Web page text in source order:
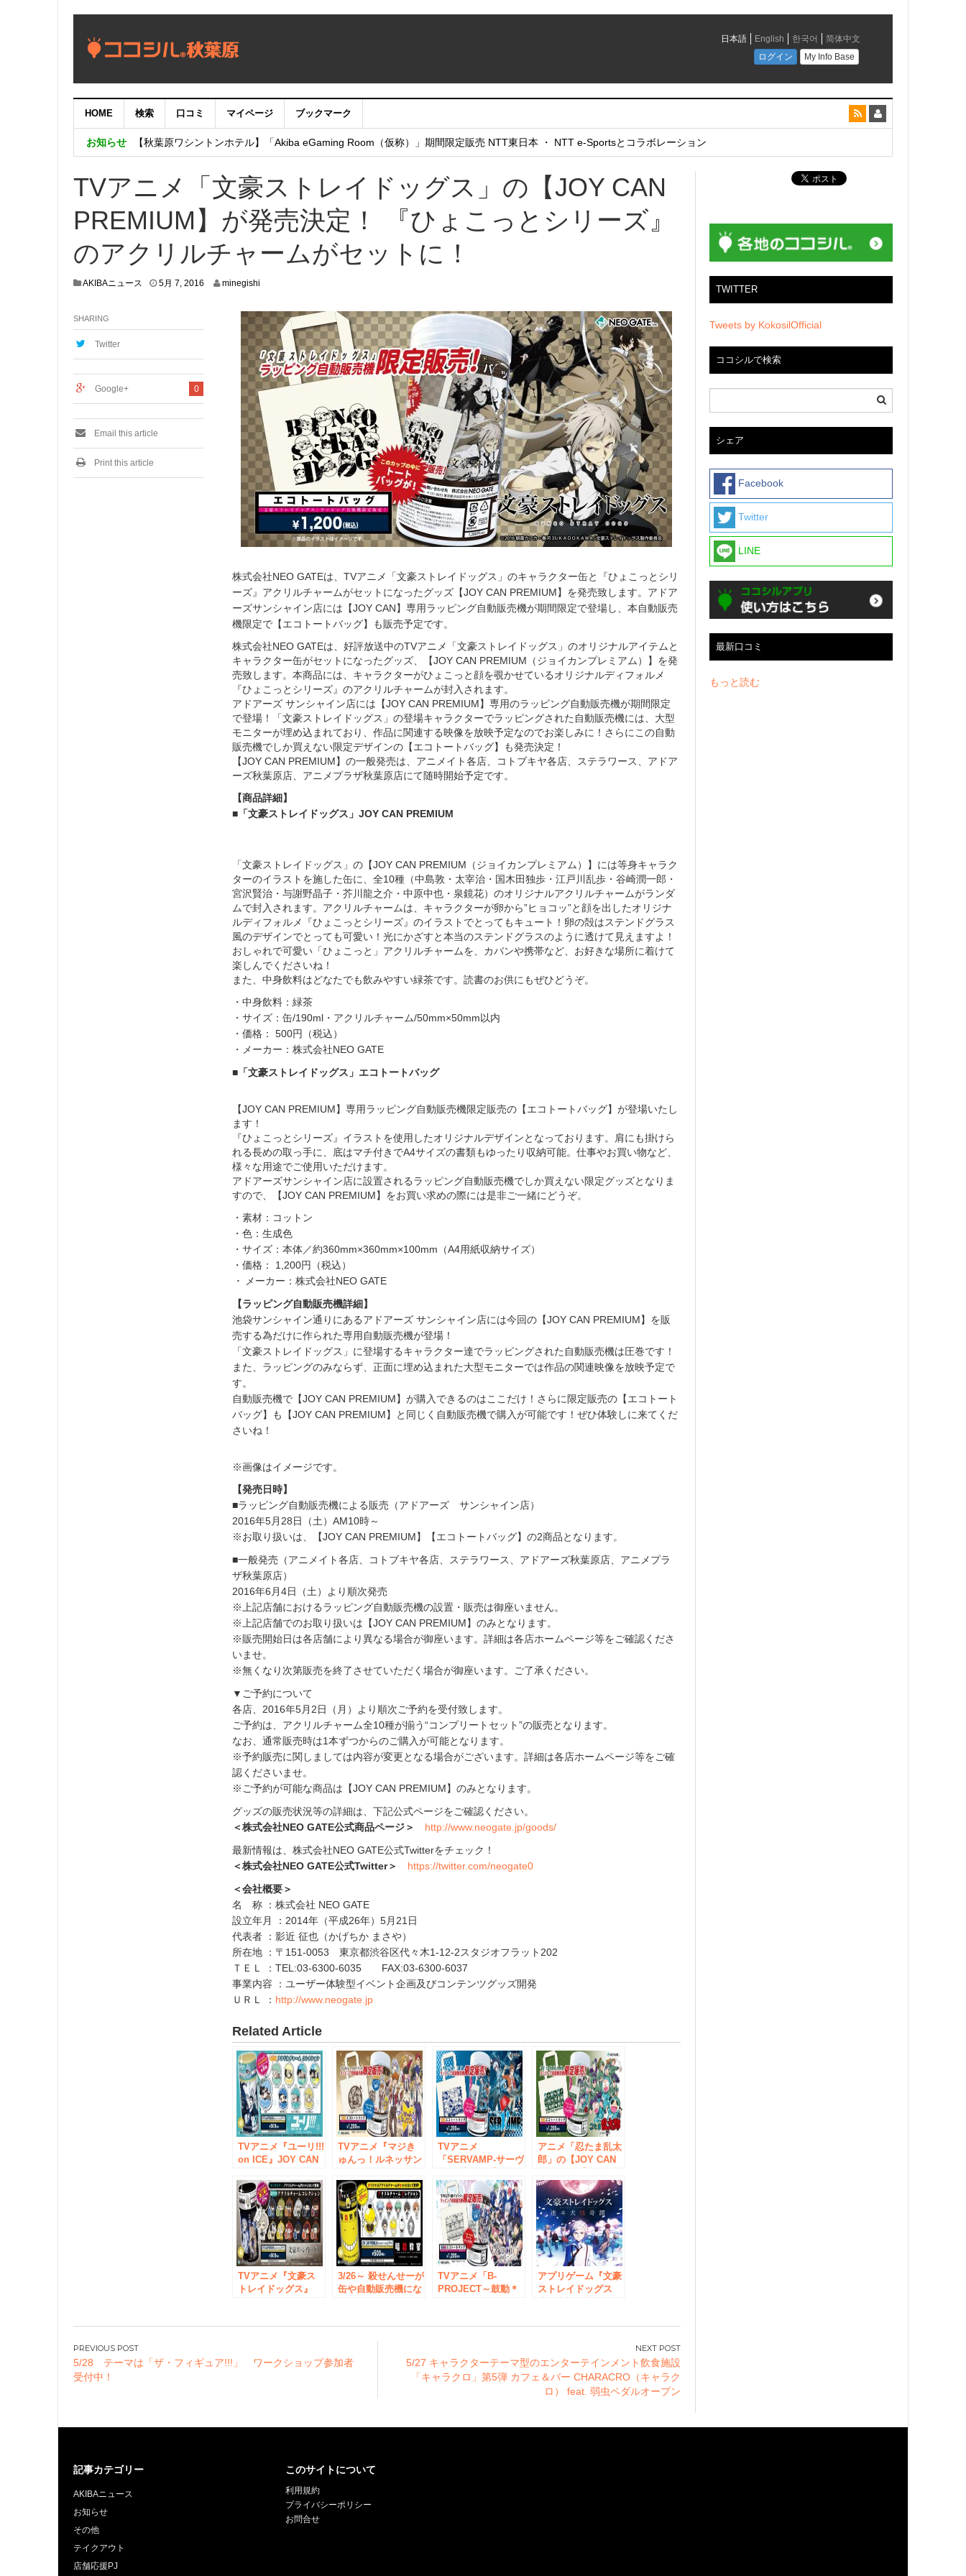
HOME 検索 口コミ マイページ ブックマーク
お知らせ
【重要：9月5日（火）22時】ココシル：アカウントサービス移行のお知らせ
【秋葉原ワシントンホテル】「Akiba eGaming Room（仮称）」期間限定販売 NTT東日本 ・ NTT e-Sportsとコラボレーション
TVアニメ「文豪ストレイドッグス」の【JOY CAN
PREMIUM】が発売決定！ 『ひょこっとシリーズ』
のアクリルチャームがセットに！
AKIBAニュース 5月 7, 2016 minegishi
株式会社NEO GATEは、TVアニメ「文豪ストレイドッグス」のキャラクター缶と『ひょこっとシリ
ーズ』アクリルチャームがセットになったグッズ【JOY CAN PREMIUM】を発売致します。アドア
ーズサンシャイン店には【JOY CAN】専用ラッピング自動販売機が期間限定で登場し、本自動販売
機限定で【エコトートバッグ】も販売予定です。
株式会社NEO GATEは、好評放送中のTVアニメ「文豪ストレイドッグス」のオリジナルアイテムと
キャラクター缶がセットになったグッズ、【JOY CAN PREMIUM（ジョイカンプレミアム）】を発
売致します。本商品には、キャラクターがひょこっと顔を覗かせているオリジナルディフォルメ
『ひょこっとシリーズ』のアクリルチャームが封入されます。
アドアーズ サンシャイン店には【JOY CAN PREMIUM】専用のラッピング自動販売機が期間限定
で登場！「文豪ストレイドッグス」の登場キャラクターでラッピングされた自動販売機には、大型
モニターが埋め込まれており、作品に関連する映像を放映予定なのでお楽しみに！さらにこの自動
販売機でしか買えない限定デザインの【エコトートバッグ】も発売決定！
【JOY CAN PREMIUM】の一般発売は、アニメイト各店、コトブキヤ各店、ステラワース、アドア
ーズ秋葉原店、アニメプラザ秋葉原店にて随時開始予定です。
【商品詳細】
■ 「文豪ストレイドッグス」JOY CAN PREMIUM
「文豪ストレイドッグス」の【JOY CAN PREMIUM（ジョイカンプレミアム）】には等身キャラク
ターのイラストを施した缶に、全10種（中島敦・太宰治・国木田独歩・江戸川乱歩・谷崎潤一郎・
宮沢賢治・与謝野晶子・芥川龍之介・中原中也・泉鏡花）のオリジナルアクリルチャームがランダ
ムで封入されます。アクリルチャームは、キャラクターが卵から”ヒョコッ”と顔を出したオリジナ
ルディフォルメ『ひょこっとシリーズ』のイラストでとってもキュート！卵の殻はステンドグラス
風のデザインでとっても可愛い！光にかざすと本当のステンドグラスのように透けて見えますよ！
おしゃれで可愛い「ひょこっと」アクリルチャームを、カバンや携帯など、お好きな場所に着けて
楽しんでくださいね！
また、中身飲料はどなたでも飲みやすい緑茶です。読書のお供にもぜひどうぞ。
・中身飲料：緑茶
・サイズ：缶/190ml・アクリルチャーム/50mm×50mm以内
・価格： 500円（税込）
・メーカー：株式会社NEO GATE
■「文豪ストレイドッグス」エコトートバッグ
【JOY CAN PREMIUM】専用ラッピング自動販売機限定販売の【エコトートバッグ】が登場いたし
ます！
『ひょこっとシリーズ』イラストを使用したオリジナルデザインとなっております。肩にも掛けら
れる長めの取っ手に、底はマチ付きでA4サイズの書類もゆったり収納可能。仕事やお買い物など、
様々な用途でご使用いただけます。
アドアーズサンシャイン店に設置されるラッピング自動販売機でしか買えない限定グッズとなりま
すので、【JOY CAN PREMIUM】をお買い求めの際には是非ご一緒にどうぞ。
・素材：コットン
・色：生成色
・サイズ：本体／約360mm×360mm×100mm（A4用紙収納サイズ）
・価格： 1,200円（税込）
・
メーカー：株式会社NEO GATE
【ラッピング自動販売機詳細】
池袋サンシャイン通りにあるアドアーズ サンシャイン店には今回の【JOY CAN PREMIUM】を販
売する為だけに作られた専用自動販売機が登場！
「文豪ストレイドッグス」に登場するキャラクター達でラッピングされた自動販売機は圧巻です！
また、ラッピングのみならず、正面に埋め込まれた大型モニターでは作品の関連映像を放映予定で
す。
自動販売機で【JOY CAN PREMIUM】が購入できるのはここだけ！さらに限定販売の【エコトート
バッグ】も【JOY CAN PREMIUM】と同じく自動販売機で購入が可能です！ぜひ体験しに来てくだ
さいね！
※画像はイメージです。
【発売日時】
■ラッピング自動販売機による販売（アドアーズ サンシャイン店）
2016年5月28日（土）AM10時～
※お取り扱いは、【JOY CAN PREMIUM】【エコトートバッグ】の2商品となります。
■一般発売（アニメイト各店、コトブキヤ各店、ステラワース、アドアーズ秋葉原店、アニメプラ
ザ秋葉原店）
2016年6月4日（土）より順次発売
※上記店舗におけるラッピング自動販売機の設置・販売は御座いません。
※上記店舗でのお取り扱いは【JOY CAN PREMIUM】のみとなります。
※販売開始日は各店舗により異なる場合が御座います。詳細は各店ホームページ等をご確認くださ
いませ。
※無くなり次第販売を終了させていただく場合が御座います。ご了承ください。
▼ご予約について
各店、2016年5月2日（月）より順次ご予約を受付致します。
ご予約は、アクリルチャーム全10種が揃う“コンプリートセット”の販売となります。
なお、通常販売時は1本ずつからのご購入が可能となります。
※予約販売に関しましては内容が変更となる場合がございます。詳細は各店ホームページ等をご確
認くださいませ。
※ご予約が可能な商品は【JOY CAN PREMIUM】のみとなります。
グッズの販売状況等の詳細は、下記公式ページをご確認ください。
＜株式会社NEO GATE公式商品ページ＞ http://www.neogate.jp/goods/
最新情報は、株式会社NEO GATE公式Twitterをチェック！
＜株式会社NEO GATE公式Twitter＞ https://twitter.com/neogate0
＜会社概要＞
名 称 ：株式会社 NEO GATE
設立年月 ：2014年（平成26年）5月21日
代表者 ：影近 征也（かげちか まさや）
所在地 ：〒151-0053 東京都渋谷区代々木1-12-2スタジオフラット202
ＴＥＬ ：TEL:03-6300-6035 FAX:03-6300-6037
事業内容 ：ユーザー体験型イベント企画及びコンテンツグッズ開発
ＵＲＬ ： http://www.neogate.jp
Related Article
TVアニメ『ユーリ!!!
on ICE』JOY CAN
決定！ 描き起こし
の【ひょこっと】ア
クリルチャームがセ
ットに！ ２人で一
つのタマゴに入った
【ひょこっと】にも
ご注目！
TVアニメ『マジき
ゅんっ！ルネッサン
PREMIUMの発売決
定！ 缶飲料とセッ
トになる、ステンド
グラス風【ひょこっ
と】アクリルチャー
ムは とってもキュ
ートできゅんきゅん
マジきゅん！
TVアニメ
「SERVAMP-サーヴ
CAN PREMIUM】が
発売決定！ カラフ
ルな卵からクロや真
昼が“ヒョコッ”と飛
び出た 『ひょこっ
とシリーズ』アクリ
ルチャームがセット
に！
アニメ「忍たま乱太
郎」の【JOY CAN
決定！ 乱太郎たち
が卵から”ヒョコ
ッ”と飛び出た『ひ
ょこっとシリーズ』
の アクリルチャー
ムがセットに！
TVアニメ『文豪ス
トレイドッグス』
発売が決定！ 第２
使用した【セリホル
3/26～ 殺せんせーが
缶や自動販売機にな
の【JOY CAN
PREMIUM】と【エ
発売決定！
TVアニメ「B-
PROJECT～鼓動＊
PREMIUM】と【エ
ラッピングされた
JOY CAN専用自動
アプリゲーム『文豪
ストレイドッグス
がアニメイト一部店
使用した特典や新商
品が登場
SHARING
Twitter
0
Google+
Email this article
Print this article
投
稿
ナ
ゲ
シ
ョ
ン
5/28 テーマは「ザ・フィギュア!!!」 ワークショップ参加者
受付中！
5/27 キャラクターテーマ型のエンターテインメント飲食施設
「キャラクロ」第5弾 カフェ＆バー CHARACRO（キャラク
ロ） feat. 弱虫ペダルオープン
TWITTER
Tweets by KokosilOfficial
ココシルで検索
シェア
Facebook
Twitter
LINE
最新口コミ
もっと読む
記事カテゴリー
AKIBAニュース
お知らせ
その他
テイクアウト
店舗応援PJ
このサイトについて
利用規約
プライバシーポリシー
お問合せ